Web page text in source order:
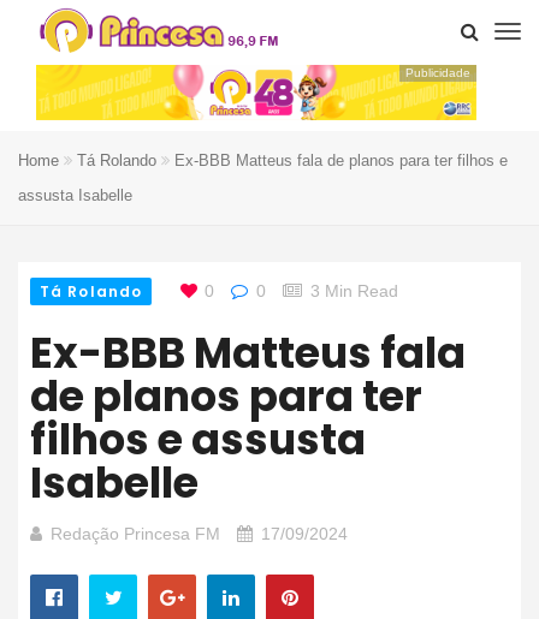
Publicidade
Home Tá Rolando
Ex-BBB Matteus fala de planos para ter filhos e
assusta Isabelle
Tá Rolando 0 0 3 Min Read
Ex-BBB Matteus fala
de planos para ter
filhos e assusta
Isabelle
Redação Princesa FM 17/09/2024